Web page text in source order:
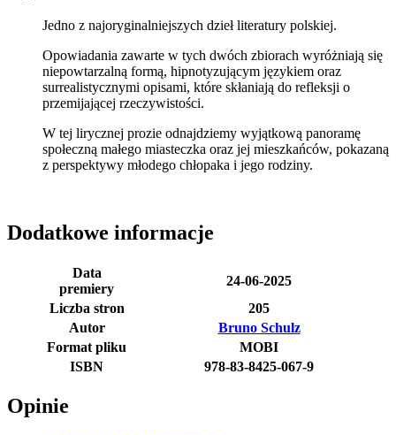
Jedno z najoryginalniejszych dzieł literatury polskiej.
Opowiadania zawarte w tych dwóch zbiorach wyróżniają się
niepowtarzalną formą, hipnotyzującym językiem oraz
surrealistycznymi opisami, które skłaniają do refleksji o
przemijającej rzeczywistości.
W tej lirycznej prozie odnajdziemy wyjątkową panoramę
społeczną małego miasteczka oraz jej mieszkańców, pokazaną
z perspektywy młodego chłopaka i jego rodziny.
Dodatkowe informacje
Data
premiery
24-06-2025
Liczba stron
205
Autor
Bruno Schulz
Format pliku
MOBI
ISBN
978-83-8425-067-9
Opinie